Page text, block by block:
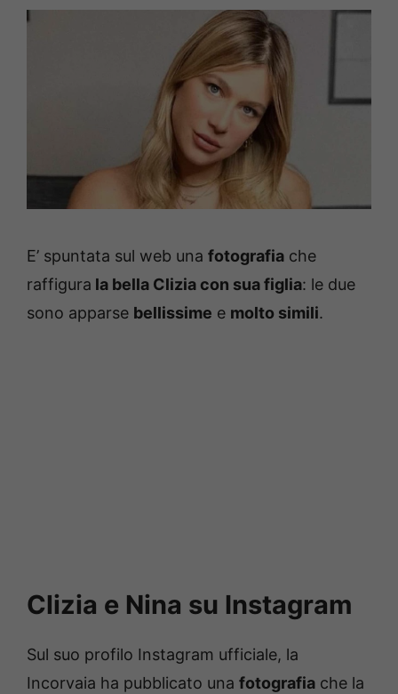
E’ spuntata sul web una fotografia che
raffigura la bella Clizia con sua figlia: le due
sono apparse bellissime e molto simili.
Clizia e Nina su Instagram
Sul suo profilo Instagram ufficiale, la
Incorvaia ha pubblicato una fotografia che la